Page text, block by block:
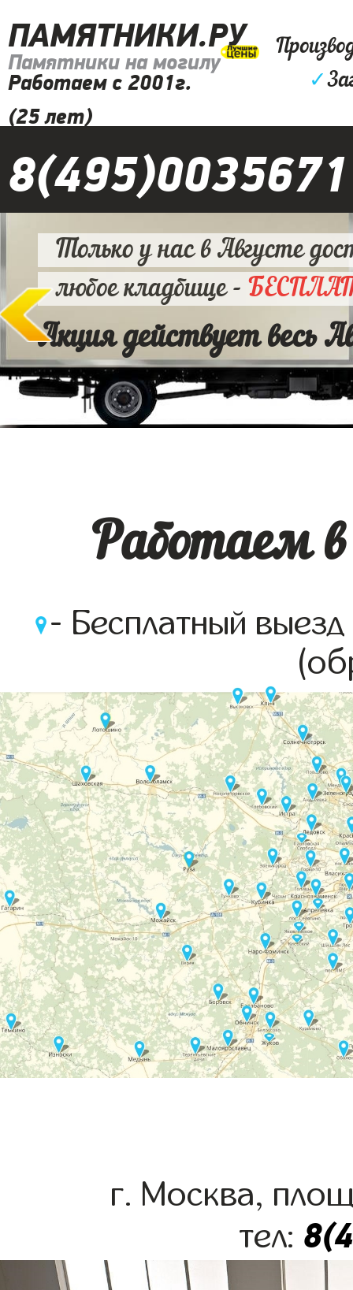
ПАМЯТНИКИ.РУ
Памятники на могилу
Работаем с 2001г.
(25 лет)
✓
8(495)0035671
Только у нас в Августе
любое кладбище -
Акция действует весь
Работаем
- Бесплатный
г. Москва,
тел: